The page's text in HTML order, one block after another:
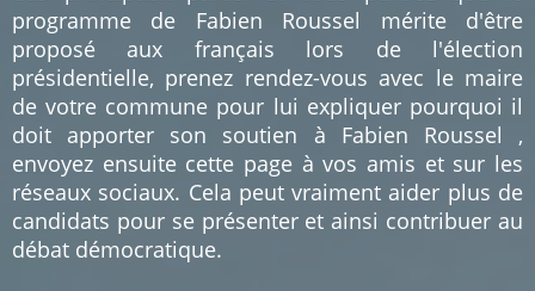
programme de Fabien Roussel mérite d'être
proposé aux français lors de l'élection
présidentielle, prenez rendez-vous avec le maire
de votre commune pour lui expliquer pourquoi il
doit apporter son soutien à Fabien Roussel ,
envoyez ensuite cette page à vos amis et sur les
réseaux sociaux. Cela peut vraiment aider plus de
candidats pour se présenter et ainsi contribuer au
débat démocratique.